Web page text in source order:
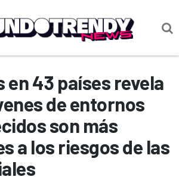
en 43 países revela
de entornos
son más
a los riesgos de las